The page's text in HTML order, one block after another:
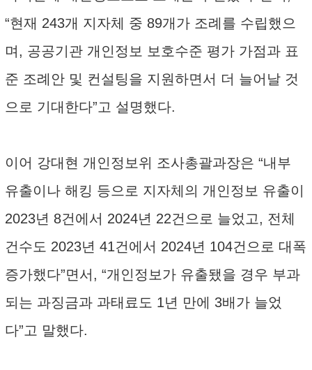
“현재 243개 지자체 중 89개가 조례를 수립했으
며, 공공기관 개인정보 보호수준 평가 가점과 표
준 조례안 및 컨설팅을 지원하면서 더 늘어날 것
으로 기대한다”고 설명했다.
이어 강대현 개인정보위 조사총괄과장은 “내부
유출이나 해킹 등으로 지자체의 개인정보 유출이
2023년 8건에서 2024년 22건으로 늘었고, 전체
건수도 2023년 41건에서 2024년 104건으로 대폭
증가했다”면서, “개인정보가 유출됐을 경우 부과
되는 과징금과 과태료도 1년 만에 3배가 늘었
다”고 말했다.